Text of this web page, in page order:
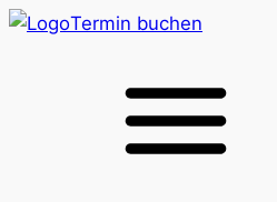
Termin buchen